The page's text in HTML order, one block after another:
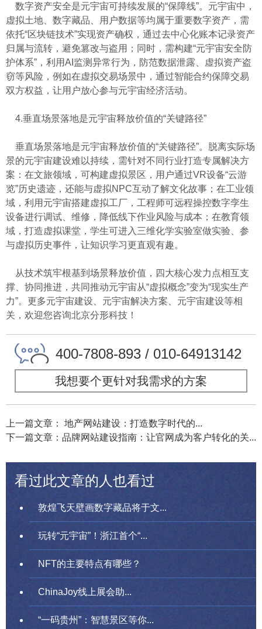
数字资产安全是元宇宙可持续发展的“保障线”。元宇宙中，
虚拟土地、数字藏品、用户数据等均属于重要数字资产，需
依托“区块链技术”实现资产确权，通过去中心化账本记录资产
归属与流转，避免篡改与盗用；同时，需构建“元宇宙安全防
护体系”，利用AI监测异常行为，防范数据泄露、虚拟资产盗
窃等风险，例如在虚拟交易场景中，通过智能合约保障交易
双方权益，让用户放心参与元宇宙经济活动。
4.垂直场景落地是元宇宙释放价值的“关键路径”
垂直场景落地是元宇宙释放价值的“关键路径”。脱离实际场
景的元宇宙建设难以持续，需针对不同行业打造专属解决方
案：在文旅领域，可构建虚拟景区，用户通过VR设备“云游
览”历史遗迹，还能与虚拟NPC互动了解文化故事；在工业领
域，利用元宇宙搭建虚拟工厂，工程师可远程操控数字孪生
设备进行调试、维修，降低线下作业风险与成本；在教育领
域，打造虚拟课堂，学生可进入三维化学实验室做实验、参
与虚拟历史事件，让知识学习更直观有趣。
从技术筑牢根基到场景释放价值，四大核心发力点相互支
撑、协同推进，共同推动元宇宙从“虚拟概念”变为“现实生产
力”。更多元宇宙建设、元宇宙解决方案、元宇宙建设等相
关，欢迎您咨询北京分形科技！
400-7808-893 / 010-64913142
我想要个更针对我需求的方案
上一篇文章： 地产网站建设：打造数字时代的...
下一篇文章：品牌网站建设指南：让官网成为客户转化的关...
看过此文章的人也看过
敦煌飞天壁画数字藏品将于文...
玩转“元宇宙”！浙江首个“...
NFT的主要特点有哪些？
ChinaJoy线上展会助...
“一码贵州”：智慧景区等你...